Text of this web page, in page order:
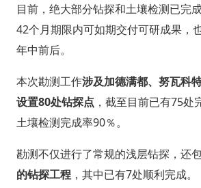
目前，绝大部分钻探和土壤检测已完
42个月期限内可如期交付可研成果，
年中前后。
本次勘测工作涉及加德满都、努瓦科
设置80处钻探点 ，截至目前已有75处
土壤检测完成率90％。
勘测不仅进行了常规的浅层钻探，还
的钻探工程，其中已有7处顺利完成。